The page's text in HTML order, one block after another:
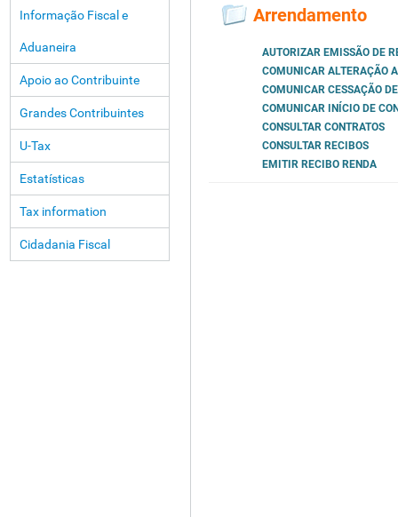
Informação Fiscal e
Aduaneira
Apoio ao Contribuinte
Grandes Contribuintes
U-Tax
Estatísticas
Tax information
Cidadania Fiscal
Arrendamento
AUTORIZAR EMISSÃO DE
COMUNICAR ALTERAÇÃO
COMUNICAR CESSAÇÃO
COMUNICAR INÍCIO DE
CONSULTAR CONTRATOS
CONSULTAR RECIBOS
EMITIR RECIBO RENDA